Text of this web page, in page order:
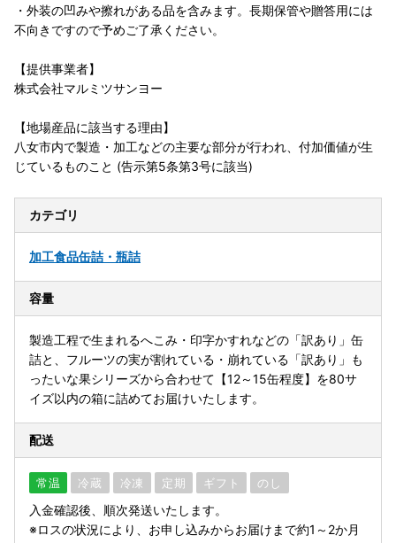
・外装の凹みや擦れがある品を含みます。長期保管や贈答用には
不向きですので予めご了承ください。
【提供事業者】
株式会社マルミツサンヨー
【地場産品に該当する理由】
八女市内で製造・加工などの主要な部分が行われ、付加価値が生
じているものこと (告示第5条第3号に該当)
カテゴリ
加工食品缶詰・瓶詰
容量
製造工程で生まれるへこみ・印字かすれなどの「訳あり」缶
詰と、フルーツの実が割れている・崩れている「訳あり」も
ったいな果シリーズから合わせて【12～15缶程度】を80サ
イズ以内の箱に詰めてお届けいたします。
配送
常温 冷蔵 冷凍 定期 ギフト のし
入金確認後、順次発送いたします。
※ロスの状況により、お申し込みからお届けまで約1～2か月